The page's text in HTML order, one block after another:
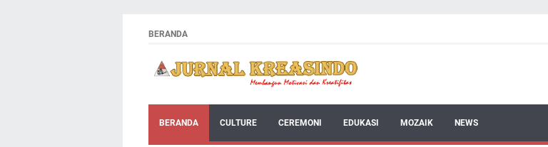
BERANDA
BERANDA CULTURE CEREMONI EDUKASI MOZAIK NEWS